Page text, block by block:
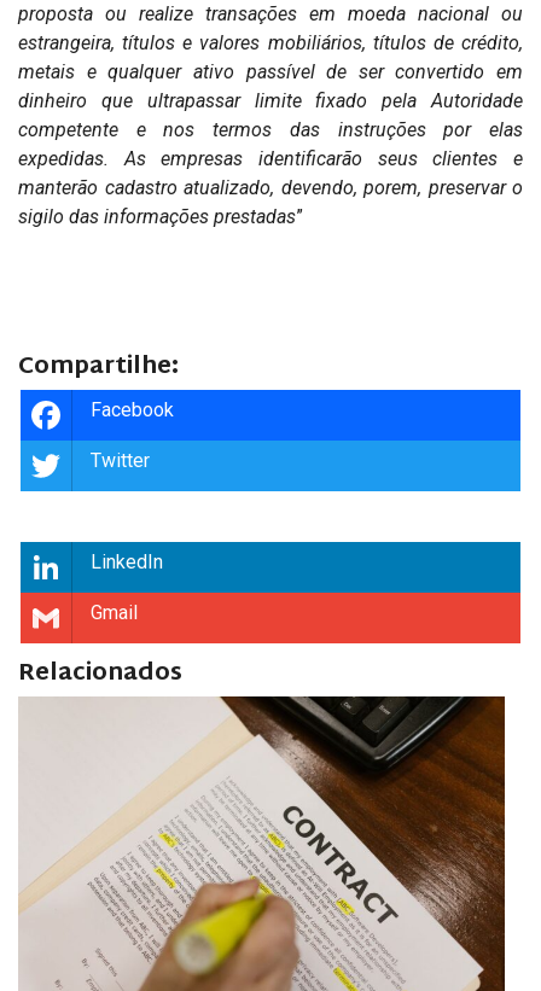
proposta ou realize transações em moeda nacional ou
estrangeira, títulos e valores mobiliários, títulos de crédito,
metais e qualquer ativo passível de ser convertido em
dinheiro que ultrapassar limite fixado pela Autoridade
competente e nos termos das instruções por elas
expedidas. As empresas identificarão seus clientes e
manterão cadastro atualizado, devendo, porem, preservar o
sigilo das informações prestadas”
Compartilhe:
Facebook
Twitter
LinkedIn
Gmail
Relacionados